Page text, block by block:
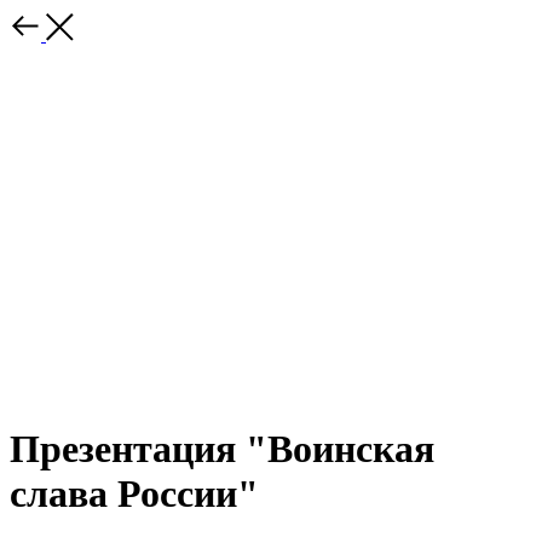
Презентация "Воинская
слава России"